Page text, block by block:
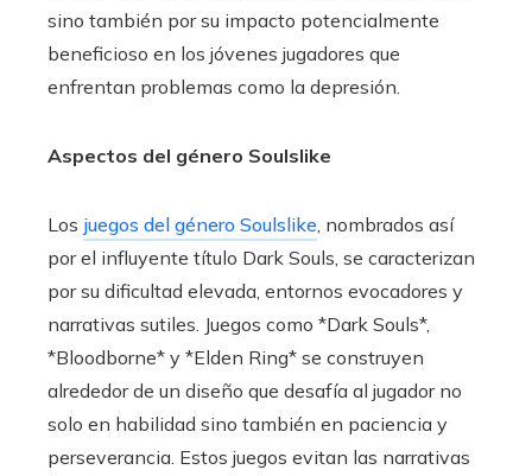
sino también por su impacto potencialmente
beneficioso en los jóvenes jugadores que
enfrentan problemas como la depresión.
Aspectos del género Soulslike
Los juegos del género Soulslike , nombrados así
por el influyente título Dark Souls, se caracterizan
por su dificultad elevada, entornos evocadores y
narrativas sutiles. Juegos como *Dark Souls*,
*Bloodborne* y *Elden Ring* se construyen
alrededor de un diseño que desafía al jugador no
solo en habilidad sino también en paciencia y
perseverancia. Estos juegos evitan las narrativas